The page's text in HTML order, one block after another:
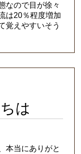
なので目が徐々
は20％程度増加
覚えやすいそう
は
本当にありがと